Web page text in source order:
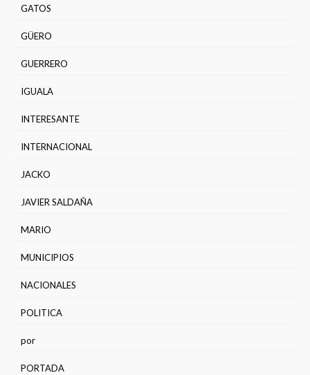
GATOS
GÜERO
GUERRERO
IGUALA
INTERESANTE
INTERNACIONAL
JACKO
JAVIER SALDAÑA
MARIO
MUNICIPIOS
NACIONALES
POLITICA
por
PORTADA